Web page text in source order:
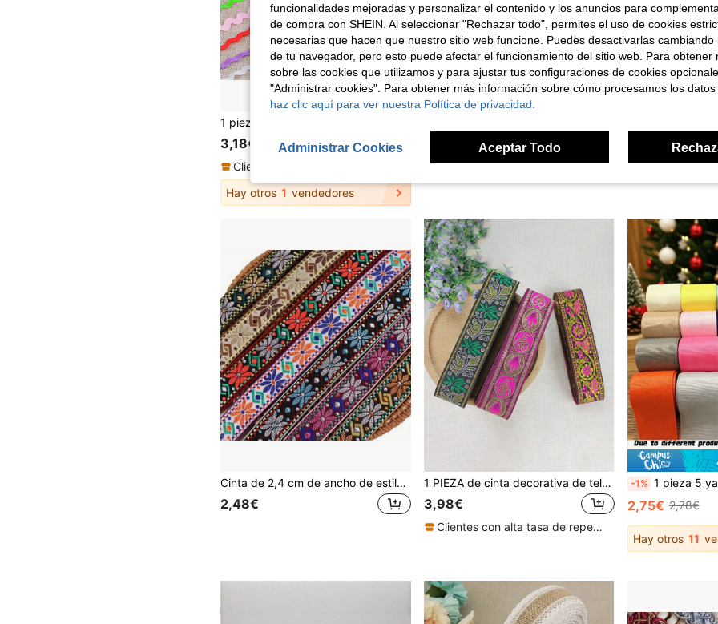
3,18€
Hay otros 1 vendedores
Cinta de 2,4 cm de ancho de estilo vintage con bordado geométrico de colores para accesorios de costura, envoltura de regalos, manualidades DIY
2,48€
1 PIEZA de cinta decorativa de tela bordada a mano de 3.5 cm de ancho y 6.5 m de largo con estilo retro para cortinas, ropa y decoración
3,98€
Clientes con alta tasa de repetición
-1% 1 pieza 5 yardas Cinta de grogrén de poliéster de 5
2,75€ 2,78€
Hay otros 11
funcionalidades mejoradas y personalizar el contenido y los anuncios para
de compra con SHEIN. Al seleccionar "Rechazar todo", permites el uso de cookies
necesarias que hacen que nuestro sitio web funcione. Puedes desactivarlas cambiando
de tu navegador, pero esto puede afectar el funcionamiento del sitio web. Para obtener
sobre las cookies que utilizamos y para ajustar tus configuraciones de cookies
"Administrar cookies". Para obtener más información sobre cómo procesamos los datos
haz clic aquí para ver nuestra Política de privacidad.
Administrar Cookies Aceptar Todo